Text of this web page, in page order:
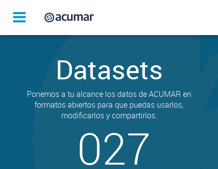
Datasets
Ponemos a tu alcance los datos de ACUMAR en
formatos abiertos para que puedas usarlos,
modificarlos y compartirlos.
027